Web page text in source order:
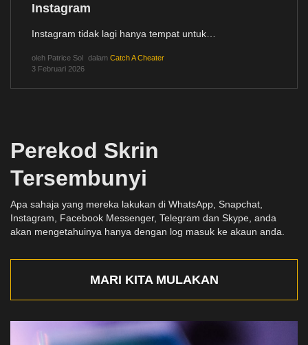
Instagram
Instagram tidak lagi hanya tempat untuk…
oleh Patrice Sol dalam Catch A Cheater
3 Februari 2026
Perekod Skrin
Tersembunyi
Apa sahaja yang mereka lakukan di WhatsApp, Snapchat,
Instagram, Facebook Messenger, Telegram dan Skype, anda
akan mengetahuinya hanya dengan log masuk ke akaun anda.
MARI KITA MULAKAN